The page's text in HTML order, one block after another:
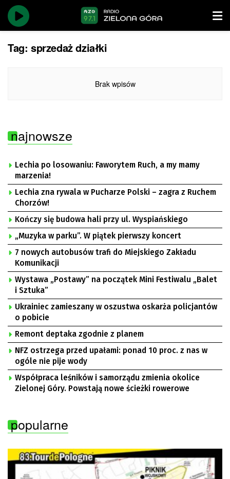
Tag: sprzedaż działki
Brak wpisów
najnowsze
Lechia po losowaniu: Faworytem Ruch, a my mamy
marzenia!
Lechia zna rywala w Pucharze Polski – zagra z Ruchem
Chorzów!
Kończy się budowa hali przy ul. Wyspiańskiego
„Muzyka w parku”. W piątek pierwszy koncert
7 nowych autobusów trafi do Miejskiego Zakładu
Komunikacji
Wystawa „Postawy” na początek Mini Festiwalu „Balet
i Sztuka”
Ukrainiec zamieszany w oszustwa oskarża policjantów
o pobicie
Remont deptaka zgodnie z planem
NFZ ostrzega przed upałami: ponad 10 proc. z nas w
ogóle nie pije wody
Współpraca leśników i samorządu zmienia okolice
Zielonej Góry. Powstają nowe ścieżki rowerowe
popularne